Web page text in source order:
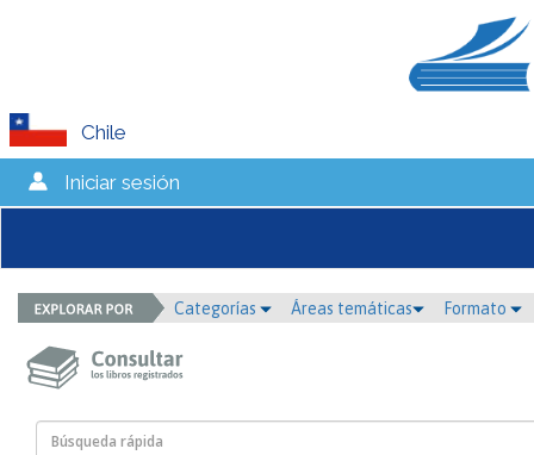
Chile
Iniciar sesión
Categorías Áreas temáticas Formato